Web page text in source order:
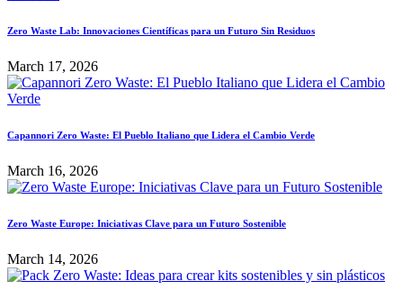
Zero Waste Lab: Innovaciones Científicas para un Futuro Sin Residuos
March 17, 2026
Capannori Zero Waste: El Pueblo Italiano que Lidera el Cambio Verde
March 16, 2026
Zero Waste Europe: Iniciativas Clave para un Futuro Sostenible
March 14, 2026